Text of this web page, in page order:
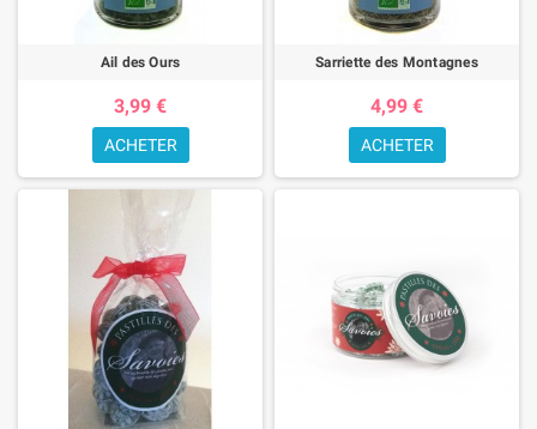
Ail des Ours
3,99 €
ACHETER
Sarriette des Montagnes
4,99 €
ACHETER